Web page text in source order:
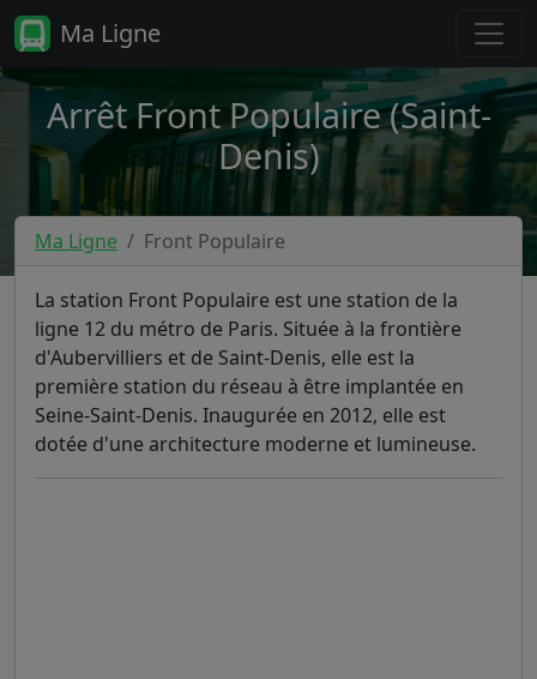
Ma Ligne
Arrêt Front Populaire (Saint-
Denis)
Ma Ligne Front Populaire
La station Front Populaire est une station de la
ligne 12 du métro de Paris. Située à la frontière
d'Aubervilliers et de Saint-Denis, elle est la
première station du réseau à être implantée en
Seine-Saint-Denis. Inaugurée en 2012, elle est
dotée d'une architecture moderne et lumineuse.